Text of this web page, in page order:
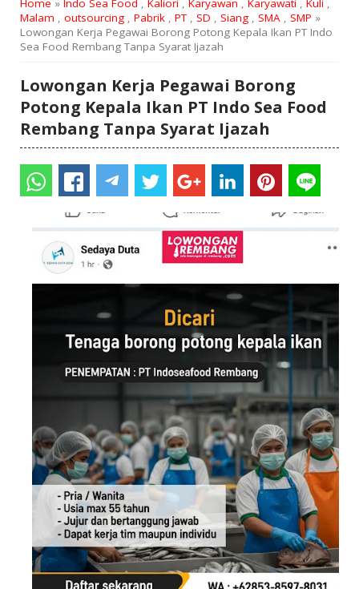
Home » Indo Sea Food , Kaliori , Karyawan , Karyawati , Kuli ,
Malam , outsourcing, Pabrik, PT, SD , Siang, SMA, SMP »
Lowongan Kerja Pegawai Borong Potong Kepala Ikan PT Indo
Sea Food Rembang Tanpa Syarat Ijazah
Lowongan Kerja Pegawai Borong
Potong Kepala Ikan PT Indo Sea Food
Rembang Tanpa Syarat Ijazah